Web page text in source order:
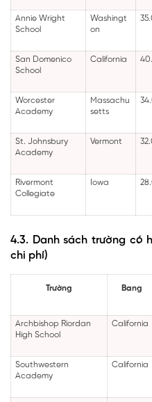
Annie Wright
School
Washingt
on
San Domenico
School
California
Worcester
Academy
Massachu
setts
St. Johnsbury
Academy
Vermont
Rivermont
Collegiate
Iowa
4.3. Danh sách trường có
chi phí)
Trường Bang
Archbishop Riordan
High School
California
Southwestern
Academy
California